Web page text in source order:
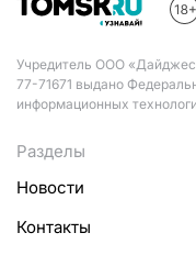
Учредитель ООО
77-71671 выдано
информационных
Разделы
Новости
Контакты